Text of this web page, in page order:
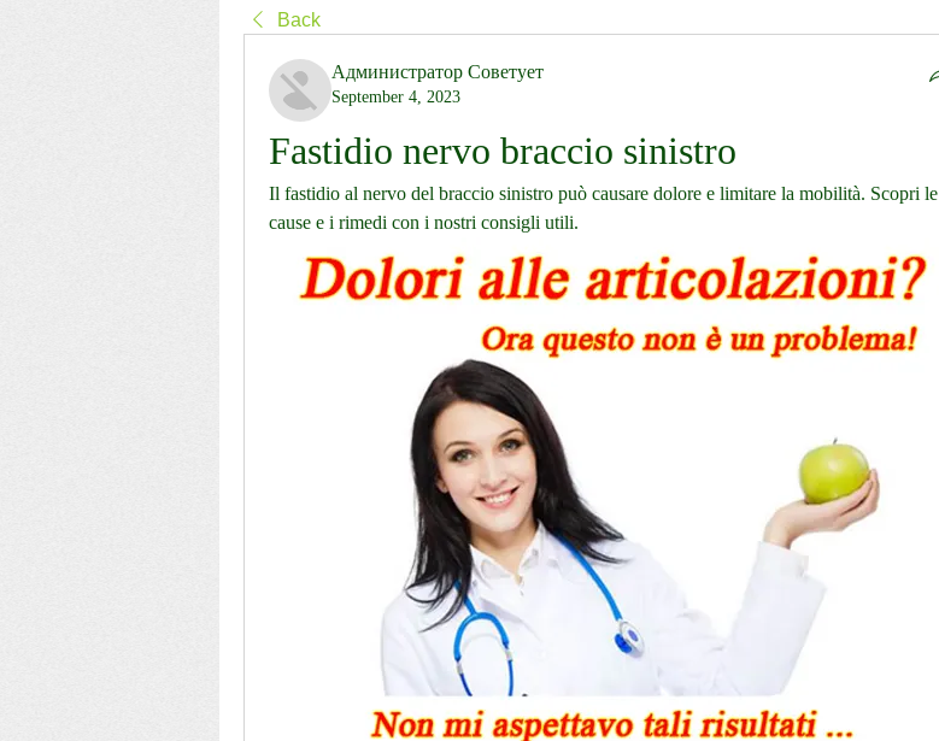
Back
Администратор Советует
September 4, 2023
Fastidio nervo braccio sinistro
Il fastidio al nervo del braccio sinistro può causare dolore e limitare la mobilità. Scopri le
cause e i rimedi con i nostri consigli utili.